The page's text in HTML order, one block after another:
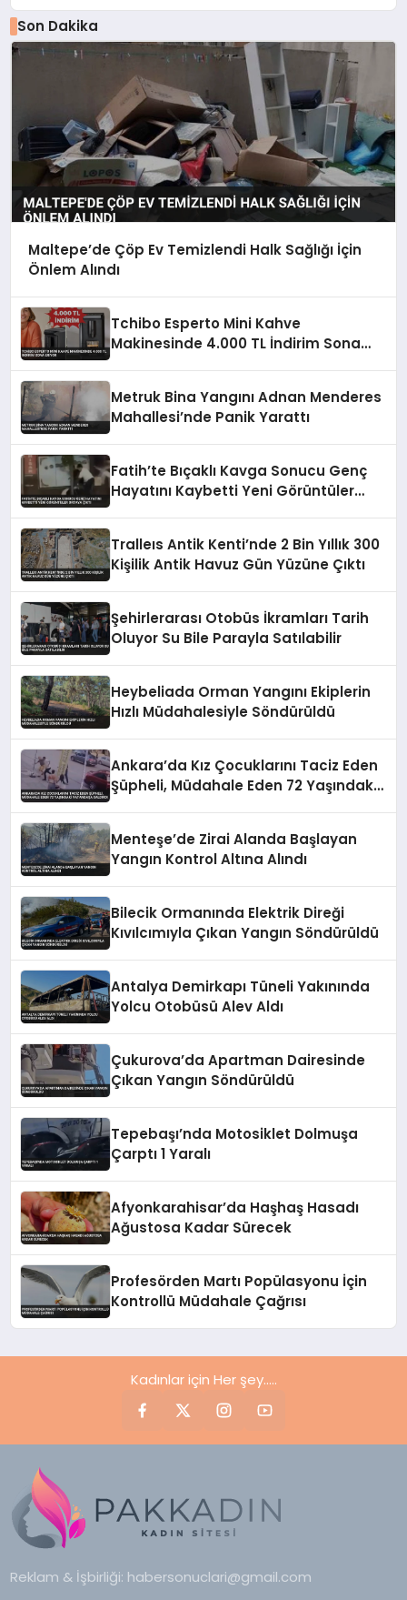
Son Dakika
Maltepe’de Çöp Ev Temizlendi Halk Sağlığı İçin
Önlem Alındı
Tchibo Esperto Mini Kahve
Makinesinde 4.000 TL İndirim Sona
Metruk Bina Yangını Adnan Menderes
Mahallesi’nde Panik Yarattı
Fatih’te Bıçaklı Kavga Sonucu Genç
Hayatını Kaybetti Yeni Görüntüler
Tralleıs Antik Kenti’nde 2 Bin Yıllık 300
Kişilik Antik Havuz Gün Yüzüne Çıktı
Şehirlerarası Otobüs İkramları Tarih
Oluyor Su Bile Parayla Satılabilir
Heybeliada Orman Yangını Ekiplerin
Hızlı Müdahalesiyle Söndürüldü
Ankara’da Kız Çocuklarını Taciz Eden
Şüpheli, Müdahale Eden 72 Yaşındaki
Menteşe’de Zirai Alanda Başlayan
Yangın Kontrol Altına Alındı
Bilecik Ormanında Elektrik Direği
Kıvılcımıyla Çıkan Yangın Söndürüldü
Antalya Demirkapı Tüneli Yakınında
Yolcu Otobüsü Alev Aldı
Çukurova’da Apartman Dairesinde
Çıkan Yangın Söndürüldü
Tepebaşı’nda Motosiklet Dolmuşa
Çarptı 1 Yaralı
Afyonkarahisar’da Haşhaş Hasadı
Ağustosa Kadar Sürecek
Profesörden Martı Popülasyonu İçin
Kontrollü Müdahale Çağrısı
Kadınlar için Her şey.....
Reklam & İşbirliği: habersonuclari@gmail.com